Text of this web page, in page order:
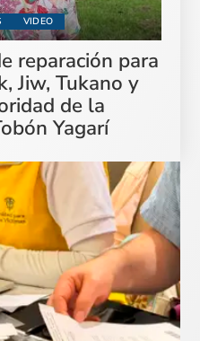
VIDEO
reparación para
Jiw, Tukano y
de la
Yagarí